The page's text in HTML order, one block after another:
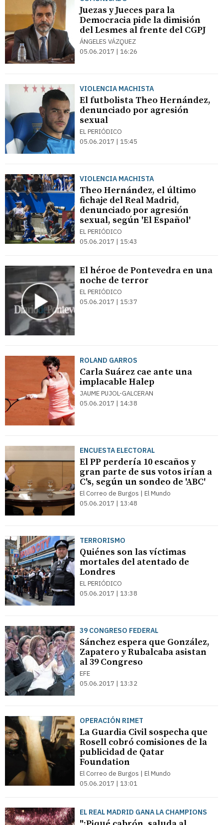
Juezas y Jueces para la
Democracia pide la dimisión
del Lesmes al frente del CGPJ
ÁNGELES VÁZQUEZ
05.06.2017 | 16:26
VIOLENCIA MACHISTA
El futbolista Theo Hernández,
denunciado por agresión
sexual
EL PERIÓDICO
05.06.2017 | 15:45
VIOLENCIA MACHISTA
Theo Hernández, el último
fichaje del Real Madrid,
denunciado por agresión
sexual, según 'El Español'
EL PERIÓDICO
05.06.2017 | 15:43
El héroe de Pontevedra en una
noche de terror
EL PERIÓDICO
05.06.2017 | 15:37
ROLAND GARROS
Carla Suárez cae ante una
implacable Halep
JAUME PUJOL-GALCERAN
05.06.2017 | 14:38
ENCUESTA ELECTORAL
El PP perdería 10 escaños y
gran parte de sus votos irían a
C's, según un sondeo de 'ABC'
El Correo de Burgos | El Mundo
05.06.2017 | 13:48
TERRORISMO
Quiénes son las víctimas
mortales del atentado de
Londres
EL PERIÓDICO
05.06.2017 | 13:38
39 CONGRESO FEDERAL
Sánchez espera que González,
Zapatero y Rubalcaba asistan
al 39 Congreso
EFE
05.06.2017 | 13:32
OPERACIÓN RIMET
La Guardia Civil sospecha que
Rosell cobró comisiones de la
publicidad de Qatar
Foundation
El Correo de Burgos | El Mundo
05.06.2017 | 13:01
EL REAL MADRID GANA LA CHAMPIONS